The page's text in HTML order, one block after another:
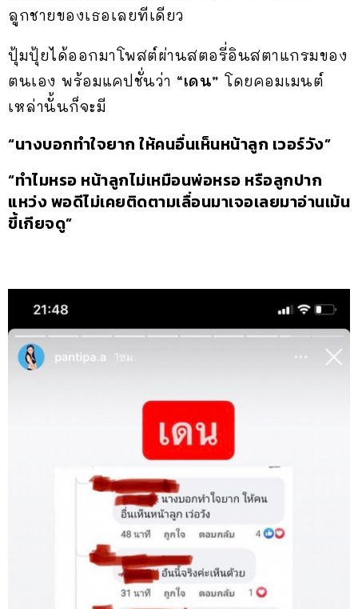
ลูกชายของเธอเลยทีเดียว
ปุ้มปุ้ยได้ออกมาโพสต์ผ่านสตอรี่อินสตาแกรมของ
ตนเอง พร้อมแคปชั่นว่า “เดน” โดยคอมเมนต์
เหล่านั้นก็จะมี
“นางบอกทำใจยาก ให้คนอื่นเห็นหน้าลูก เวอร์วัง”
“ทำไมหรอ หน้าลูกไม่เหมือนพ่อหรอ หรือลูกปาก
แหว่ง พอดีไม่เคยติดตามเลื่อนมาเจอเลยมาอ่านเม้น
ขี้เกียจดู”